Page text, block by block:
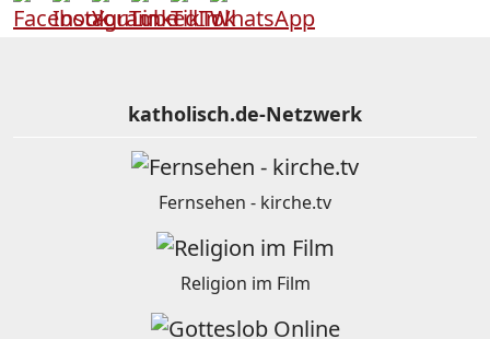
katholisch.de-Netzwerk
Fernsehen - kirche.tv
Religion im Film